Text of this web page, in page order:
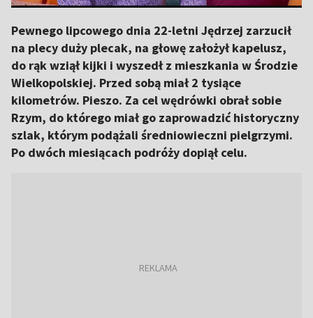
Pewnego lipcowego dnia 22-letni Jędrzej zarzucił
na plecy duży plecak, na głowę założył kapelusz,
do rąk wziął kijki i wyszedł z mieszkania w Środzie
Wielkopolskiej. Przed sobą miał 2 tysiące
kilometrów. Pieszo. Za cel wędrówki obrał sobie
Rzym, do którego miał go zaprowadzić historyczny
szlak, którym podążali średniowieczni pielgrzymi.
Po dwóch miesiącach podróży dopiął celu.